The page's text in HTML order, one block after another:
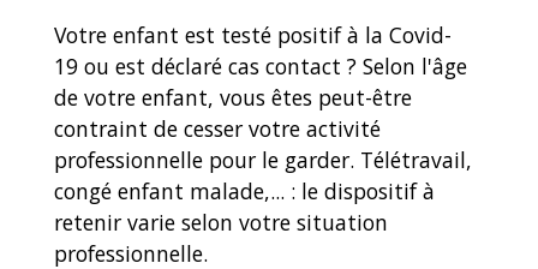
Votre enfant est testé positif à la Covid-
19 ou est déclaré cas contact ? Selon l'âge
de votre enfant, vous êtes peut-être
contraint de cesser votre activité
professionnelle pour le garder. Télétravail,
congé enfant malade,... : le dispositif à
retenir varie selon votre situation
professionnelle.